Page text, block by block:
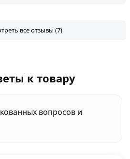
все отзывы (7)
к товару
вопросов и